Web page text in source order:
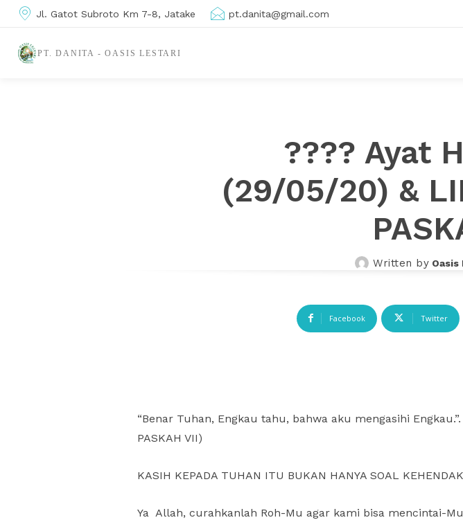
Jl. Gatot Subroto Km 7-8, Jatake pt.danita@gmail.com
PT. DANITA - OASIS LESTARI
???? Ayat
(29/05/20) &
Written by Oasis
Facebook Twitter
“Benar Tuhan, Engkau tahu, bahwa aku mengasihi
PASKAH VII)
KASIH KEPADA TUHAN ITU BUKAN HANYA SOAL
Ya Allah, curahkanlah Roh-Mu agar kami bisa mencintai-